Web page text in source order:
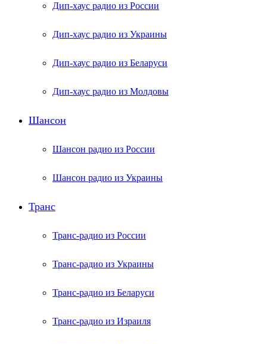
Дип-хаус радио из России
Дип-хаус радио из Украины
Дип-хаус радио из Беларуси
Дип-хаус радио из Молдовы
Шансон
Шансон радио из России
Шансон радио из Украины
Транс
Транс-радио из России
Транс-радио из Украины
Транс-радио из Беларуси
Транс-радио из Израиля